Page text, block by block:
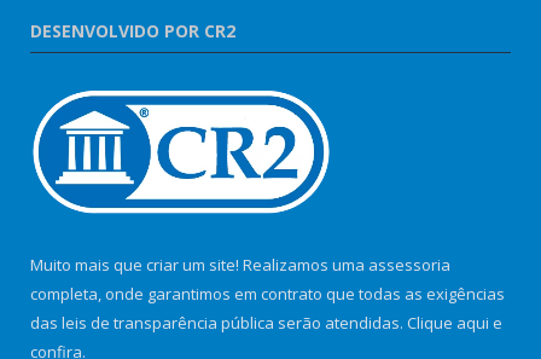
DESENVOLVIDO POR CR2
Muito mais que criar um site! Realizamos uma assessoria
completa, onde garantimos em contrato que todas as exigências
das leis de transparência pública serão atendidas. Clique aqui e
confira.